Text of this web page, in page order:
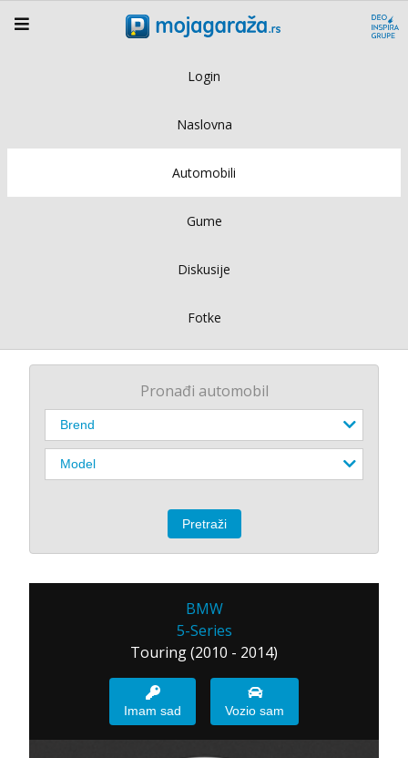
Login
Naslovna
Automobili
Gume
Diskusije
Fotke
Pronađi automobil
BMW
5-Series
Touring (2010 - 2014)
Imam sad Vozio sam